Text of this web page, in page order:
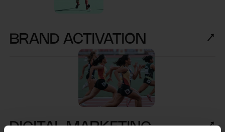
BRAND ACTIVATION
DIGITAL MARKETING